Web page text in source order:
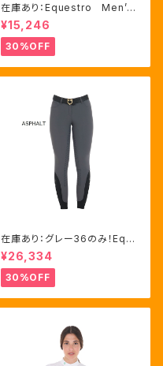
在庫あり：Equestro Men’ｓ
メッシュコンビ 長袖 競技用
シャツ 2色Mサイズ（ETM000
60）
¥15,246
30%OFF
在庫あり：グレー36のみ！Eque
stro Women's Aria キュロ
ット FULLグリップ（ET0675
0）
¥26,334
30%OFF